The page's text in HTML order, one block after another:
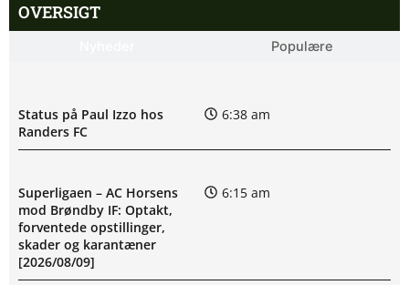
OVERSIGT
Populære
Status på Paul Izzo hos
Randers FC
6:38 am
Superligaen – AC Horsens
mod Brøndby IF: Optakt,
forventede opstillinger,
skader og karantæner
[2026/08/09]
6:15 am